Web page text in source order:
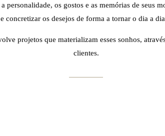
os gostos e as memórias de seus
concretizar os desejos de forma a tornar o dia a
projetos que materializam esses sonhos,
clientes.